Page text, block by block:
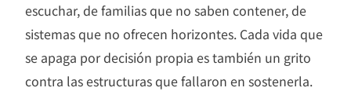
escuchar, de familias que no saben contener, de
sistemas que no ofrecen horizontes. Cada vida que
se apaga por decisión propia es también un grito
contra las estructuras que fallaron en sostenerla.